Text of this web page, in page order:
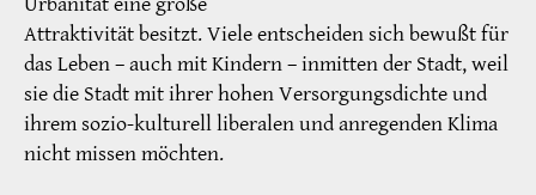
Attraktivität besitzt. Viele entscheiden sich bewußt für
das Leben – auch mit Kindern – inmitten der Stadt, weil
sie die Stadt mit ihrer hohen Versorgungsdichte und
ihrem sozio-kulturell liberalen und anregenden Klima
nicht missen möchten.